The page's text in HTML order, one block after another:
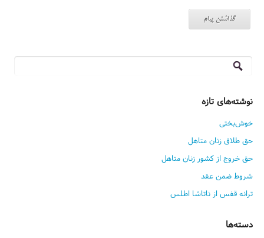
جستجو
برای:
نوشته‌های تازه
خوش‌بختی
حق طلاق زنان متاهل
حق خروج از کشور زنان متاهل
شروط ضمن عقد
ترانه قفس از ناتاشا اطلس
دسته‌ها